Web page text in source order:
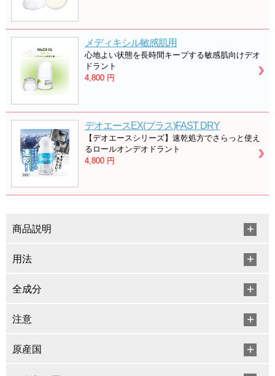
メディキシル敏感肌用
心地よい状態を長時間キープする敏感肌向けデオ
ドラント
4,800 円
デオエースEX(プラス)FAST DRY
【デオエースシリーズ】速乾処方でさらっと使え
るロールオンデオドラント
4,800 円
商品説明
用法
全成分
注意
原産国